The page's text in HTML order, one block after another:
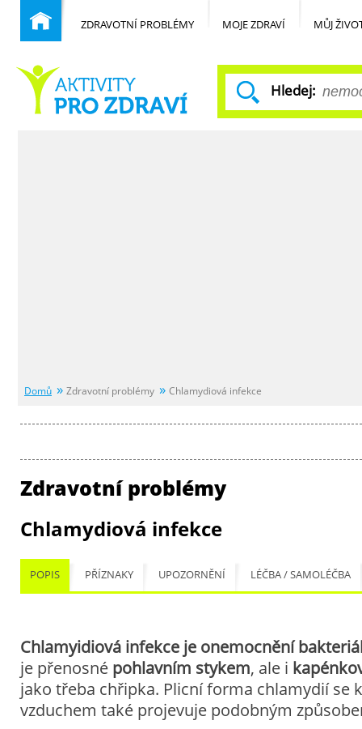
ZDRAVOTNÍ PROBLÉMY MOJE ZDRAVÍ MŮJ
Hledej:
Domů Zdravotní problémy Chlamydiová infekce
Zdravotní problémy
Chlamydiová infekce
POPIS PŘÍZNAKY UPOZORNĚNÍ LÉČBA / SAMOLÉČBA
Chlamyidiová infekce jeonemocnění
je přenosné pohlavním stykem, ale i
jako třeba chřipka. Plicní forma chlamydií se
vzduchem také projevuje podobným